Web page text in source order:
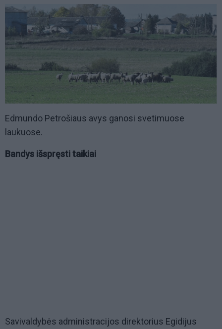
Edmundo Petrošiaus avys ganosi svetimuose
laukuose.
Bandys išspręsti taikiai
Savivaldybės administracijos direktorius Egidijus